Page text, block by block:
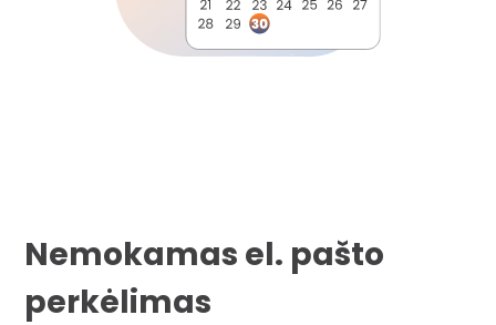
Nemokamas el. pašto
perkėlimas